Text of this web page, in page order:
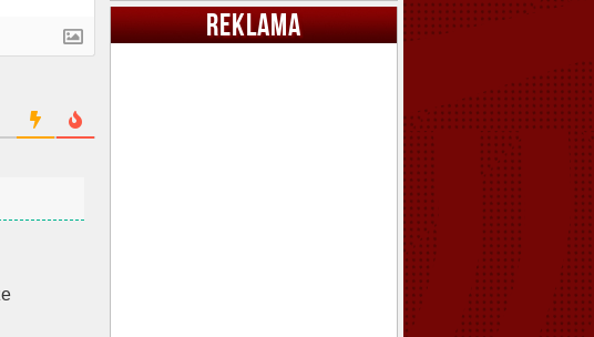
REKLAMA